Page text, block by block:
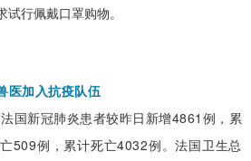
行佩戴口罩购物。
医加入抗疫队伍
国新冠肺炎患者较昨日新增4861例，累
509例，累计死亡4032例。法国卫生总